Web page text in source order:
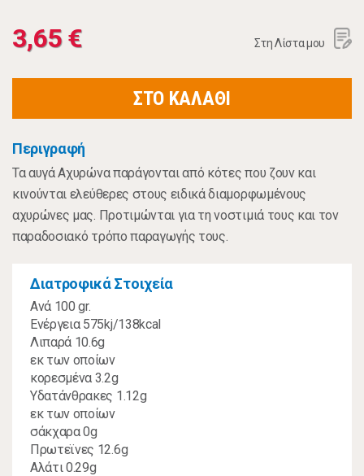
3,65 € Στη Λίστα μου
ΣΤΟ ΚΑΛΑΘΙ
Περιγραφή
Τα αυγά Αχυρώνα παράγονται από κότες που ζουν και
κινούνται ελεύθερες στους ειδικά διαμορφωμένους
αχυρώνες μας. Προτιμώνται για τη νοστιμιά τους και τον
παραδοσιακό τρόπο παραγωγής τους.
Διατροφικά Στοιχεία
Ανά 100 gr.
Ενέργεια 575kj/138kcal
Λιπαρά 10.6g
εκ των οποίων
κορεσμένα 3.2g
Υδατάνθρακες 1.12g
εκ των οποίων
σάκχαρα 0g
Πρωτεϊνες 12.6g
Αλάτι 0.29g